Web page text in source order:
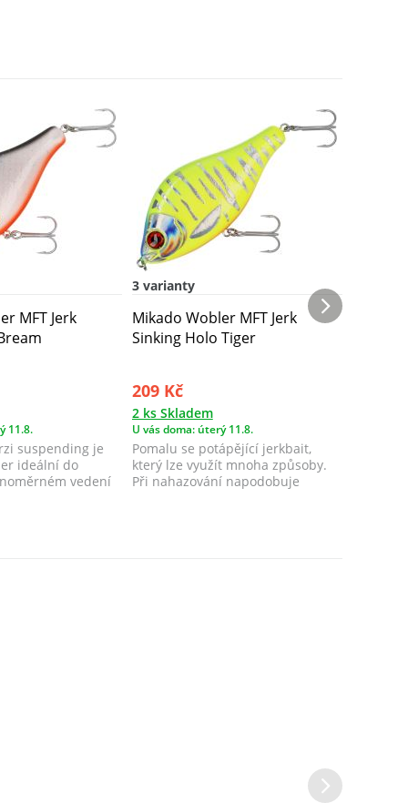
MFT Jerk
11.8.
suspending je
ideální do
vedení
3 varianty
Mikado Wobler MFT Jerk
Sinking Holo Tiger
209 Kč
2 ks Skladem
U vás doma: úterý 11.8.
Pomalu se potápějící jerkbait,
který lze využít mnoha způsoby.
Při nahazování napodobuje